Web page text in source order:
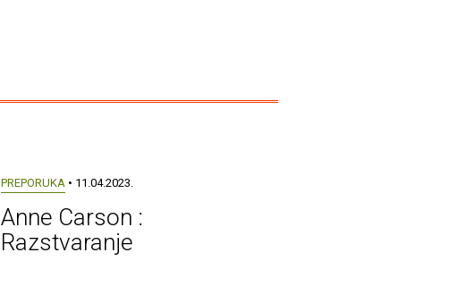
PREPORUKA • 11.04.2023.
Anne Carson :
Razstvaranje